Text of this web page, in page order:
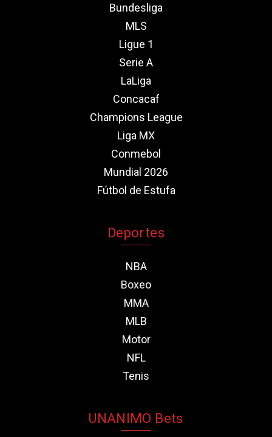
Bundesliga
MLS
Ligue 1
Serie A
LaLiga
Concacaf
Champions League
Liga MX
Conmebol
Mundial 2026
Fútbol de Estufa
Deportes
NBA
Boxeo
MMA
MLB
Motor
NFL
Tenis
UNANIMO Bets